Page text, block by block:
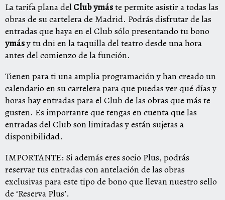
La tarifa plana delClub ymáste permite asistir a todas las
obras de su cartelera de Madrid. Podrás disfrutar de las
entradas que haya en el Club sólo presentando tu bono
ymásy tu dni en la taquilla del teatro desde una hora
antes del comienzo de la función.
Tienen para ti una amplia programación y han creado un
calendario en su cartelera para que puedas ver qué días y
horas hay entradas para el Club de las obras que más te
gusten. Es importante que tengas en cuenta que las
entradas del Club son limitadas y están sujetas a
disponibilidad.
IMPORTANTE: Si además eres socio Plus, podrás
reservar tus entradas con antelaciónde las obras
exclusivas para este tipo de bono que llevan nuestro sello
de ‘Reserva Plus’.